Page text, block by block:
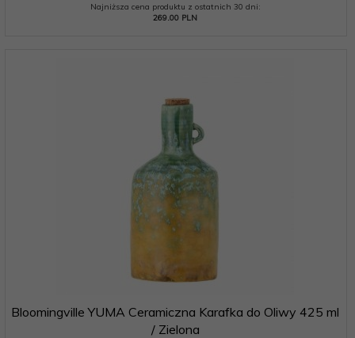
Najniższa cena produktu z ostatnich 30 dni:
269.00 PLN
Bloomingville YUMA Ceramiczna Karafka do Oliwy 425 ml
/ Zielona